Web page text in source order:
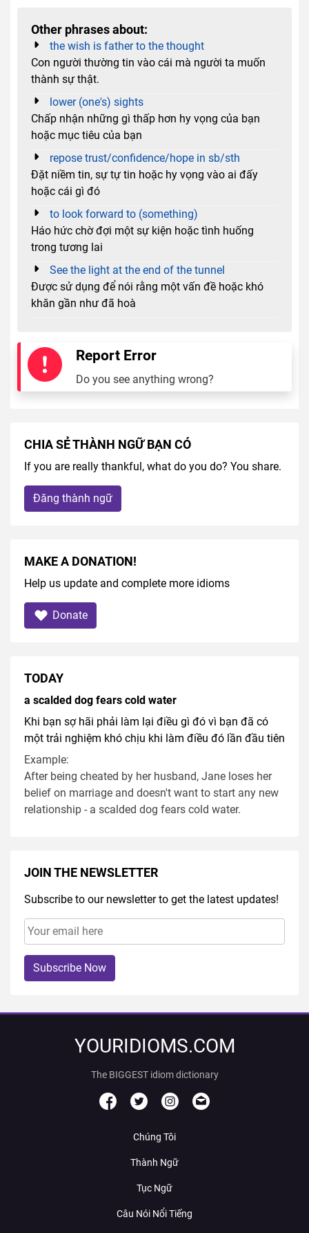
Other phrases about:
the wish is father to the thought
Con người thường tin vào cái mà người ta muốn
thành sự thật.
lower (one's) sights
Chấp nhận những gì thấp hơn hy vọng của bạn
hoặc mục tiêu của bạn
repose trust/confidence/hope in sb/sth
Đặt niềm tin, sự tự tin hoặc hy vọng vào ai đấy
hoặc cái gì đó
to look forward to (something)
Háo hức chờ đợi một sự kiện hoặc tình huống
trong tương lai
See the light at the end of the tunnel
Được sử dụng để nói rằng một vấn đề hoặc khó
khăn gần như đã hoà
Report Error
Do you see anything wrong?
CHIA SẺ THÀNH NGỮ BẠN CÓ
If you are really thankful, what do you do? You share.
Đăng thành ngữ
MAKE A DONATION!
Help us update and complete more idioms
Donate
TODAY
a scalded dog fears cold water
Khi bạn sợ hãi phải làm lại điều gì đó vì bạn đã có
một trải nghiệm khó chịu khi làm điều đó lần đầu tiên
Example:
After being cheated by her husband, Jane loses her
belief on marriage and doesn't want to start any new
relationship - a scalded dog fears cold water.
JOIN THE NEWSLETTER
Subscribe to our newsletter to get the latest updates!
Subscribe Now
YOURIDIOMS.COM
The BIGGEST idiom dictionary
Chúng Tôi
Thành Ngữ
Tục Ngữ
Câu Nói Nổi Tiếng